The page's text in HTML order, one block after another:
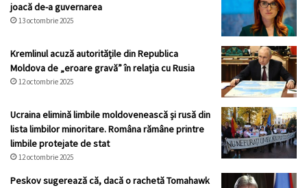
joacă de-a guvernarea
13 octombrie 2025
Kremlinul acuză autoritățile din Republica
Moldova de „eroare gravă” în relația cu Rusia
12 octombrie 2025
Ucraina elimină limbile moldovenească și rusă din
lista limbilor minoritare. Româna rămâne printre
limbile protejate de stat
12 octombrie 2025
Peskov sugerează că, dacă o rachetă Tomahawk